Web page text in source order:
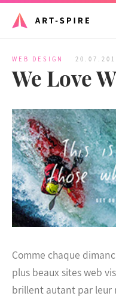
WEB DESIGN
We Love
Comme chaque
plus beaux sites web
brillent autant par leur